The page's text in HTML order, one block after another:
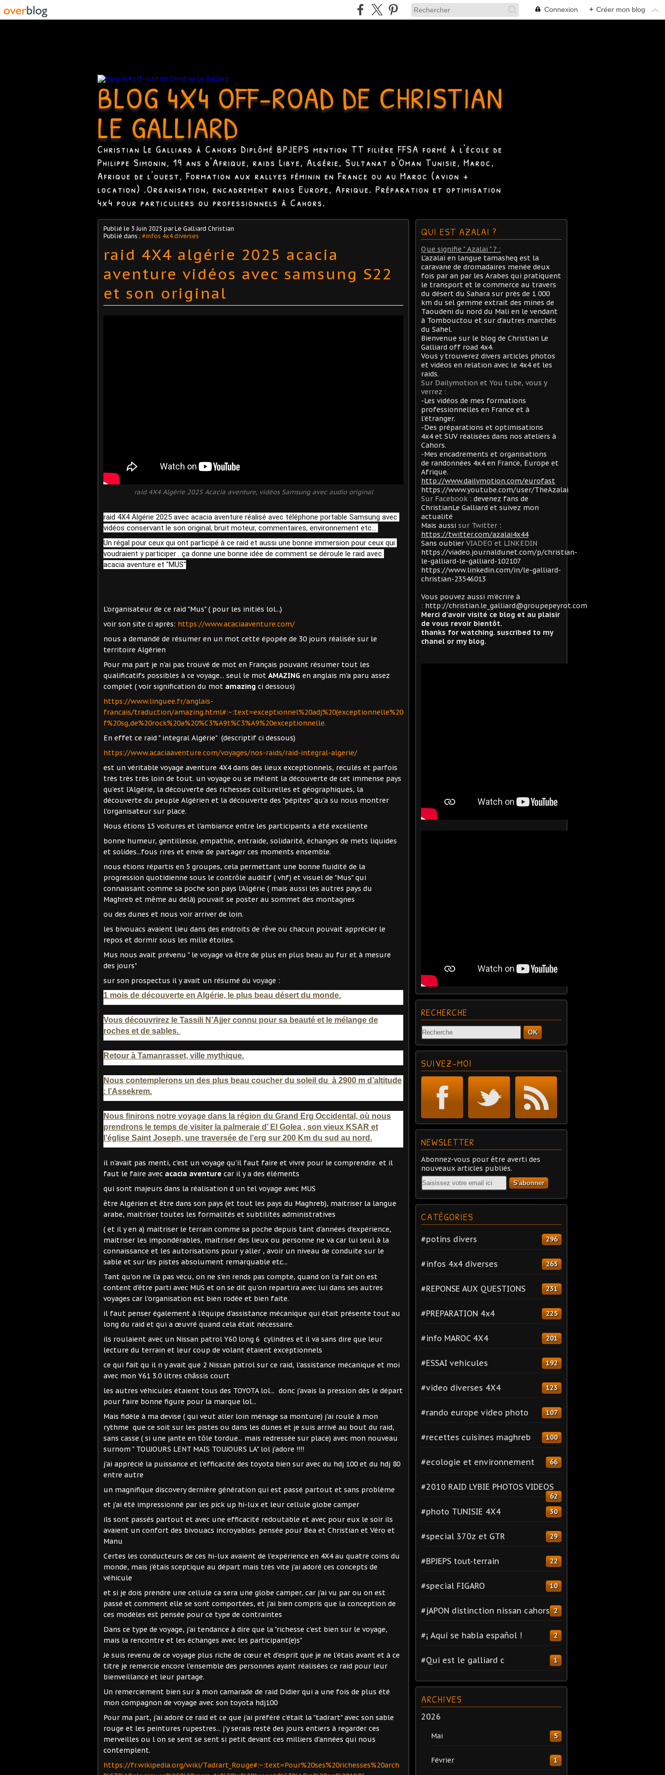
Connexion + Créer mon blog
BLOG 4X4 OFF-ROAD DE CHRISTIAN
LE GALLIARD
Christian Le Galliard à Cahors Diplômé BPJEPS mention TT filière FFSA formé à l'école de
Philippe Simonin, 19 ans d'Afrique, raids Libye, Algérie, Sultanat d'Oman Tunisie, Maroc,
Afrique de l'ouest, Formation aux rallyes féminin en France ou au Maroc (avion +
location) .Organisation, encadrement raids Europe, Afrique. Préparation et optimisation
4x4 pour particuliers ou professionnels à Cahors.
Publié le 3 Juin 2025 par Le Galliard Christian
Publié dans : #infos 4x4 diverses
raid 4X4 algérie 2025 acacia
aventure vidéos avec samsung S22
et son original
raid 4X4 Algérie 2025 Acacia aventure, vidéos Samsung avec audio original
raid 4X4 Algérie 2025 avec acacia aventure réalisé avec téléphone portable Samsung avec
vidéos conservant le son original, bruit moteur, commentaires, environnement etc...
Un régal pour ceux qui ont participé à ce raid et aussi une bonne immersion pour ceux qui
voudraient y participer . ça donne une bonne idée de comment se déroule le raid avec
acacia aventure et "MUS"
L'organisateur de ce raid "Mus" ( pour les initiés lol...)
voir son site ci après: https://www.acaciaaventure.com/
nous a demandé de résumer en un mot cette épopée de 30 jours réalisée sur le
territoire Algérien
Pour ma part je n'ai pas trouvé de mot en Français pouvant résumer tout les
qualificatifs possibles à ce voyage... seul le mot AMAZING en anglais m'a paru assez
complet ( voir signification du mot amazing ci dessous)
https://www.linguee.fr/anglais-
francais/traduction/amazing.html#:~:text=exceptionnel%20adj%20(exceptionnelle%20
f%20sg,de%20rock%20a%20%C3%A9t%C3%A9%20exceptionnelle.
En effet ce raid " integral Algérie" (descriptif ci dessous)
https://www.acaciaaventure.com/voyages/nos-raids/raid-integral-algerie/
est un véritable voyage aventure 4X4 dans des lieux exceptionnels, reculés et parfois
très très très loin de tout. un voyage ou se mêlent la découverte de cet immense pays
qu'est l'Algérie, la découverte des richesses culturelles et géographiques, la
découverte du peuple Algérien et la découverte des "pépites" qu'a su nous montrer
l'organisateur sur place.
Nous étions 15 voitures et l'ambiance entre les participants a été excellente
bonne humeur, gentillesse, empathie, entraide, solidarité, échanges de mets liquides
et solides...fous rires et envie de partager ces moments ensemble.
nous étions répartis en 5 groupes, cela permettant une bonne fluidité de la
progression quotidienne sous le contrôle auditif ( vhf) et visuel de "Mus" qui
connaissant comme sa poche son pays l'Algérie ( mais aussi les autres pays du
Maghreb et même au delà) pouvait se poster au sommet des montagnes
ou des dunes et nous voir arriver de loin.
les bivouacs avaient lieu dans des endroits de rêve ou chacun pouvait apprécier le
repos et dormir sous les mille étoiles.
Mus nous avait prévenu " le voyage va être de plus en plus beau au fur et à mesure
des jours"
sur son prospectus il y avait un résumé du voyage :
1 mois de découverte en Algérie, le plus beau désert du monde.
Vous découvrirez le Tassili N’Ajjer connu pour sa beauté et le mélange de
roches et de sables.
Retour à Tamanrasset, ville mythique.
Nous contemplerons un des plus beau coucher du soleil du à 2900 m d’altitude
: l’Assekrem.
Nous finirons notre voyage dans la région du Grand Erg Occidental, où nous
prendrons le temps de visiter la palmeraie d’ El Golea , son vieux KSAR et
l’église Saint Joseph, une traversée de l’erg sur 200 Km du sud au nord.
il n'avait pas menti, c'est un voyage qu'il faut faire et vivre pour le comprendre. et il
faut le faire avec acacia aventure car il y a des éléments
qui sont majeurs dans la réalisation d un tel voyage avec MUS
être Algérien et être dans son pays (et tout les pays du Maghreb), maitriser la langue
arabe, maitriser toutes les formalités et subtilités administratives
( et il y en a) maitriser le terrain comme sa poche depuis tant d'années d'expérience,
maitriser les impondérables, maitriser des lieux ou personne ne va car lui seul à la
connaissance et les autorisations pour y aller , avoir un niveau de conduite sur le
sable et sur les pistes absolument remarquable etc...
Tant qu'on ne l'a pas vécu, on ne s'en rends pas compte, quand on l'a fait on est
content d'être parti avec MUS et on se dit qu'on repartira avec lui dans ses autres
voyages car l'organisation est bien rodée et bien faite.
il faut penser également à l'équipe d'assistance mécanique qui était présente tout au
long du raid et qui a œuvré quand cela était nécessaire.
ils roulaient avec un Nissan patrol Y60 long 6 cylindres et il va sans dire que leur
lecture du terrain et leur coup de volant étaient exceptionnels
ce qui fait qu il n y avait que 2 Nissan patrol sur ce raid, l'assistance mécanique et moi
avec mon Y61 3.0 litres châssis court
les autres véhicules étaient tous des TOYOTA lol... donc j'avais la pression dès le départ
pour faire bonne figure pour la marque lol...
Mais fidèle à ma devise ( qui veut aller loin ménage sa monture) j'ai roulé à mon
rythme que ce soit sur les pistes ou dans les dunes et je suis arrivé au bout du raid,
sans casse ( si une jante en tôle tordue... mais redressée sur place) avec mon nouveau
surnom " TOUJOURS LENT MAIS TOUJOURS LA" lol j'adore !!!!
j'ai apprécié la puissance et l'efficacité des toyota bien sur avec du hdj 100 et du hdj 80
entre autre
un magnifique discovery dernière génération qui est passé partout et sans problème
et j'ai été impressionné par les pick up hi-lux et leur cellule globe camper
ils sont passés partout et avec une efficacité redoutable et avec pour eux le soir ils
avaient un confort des bivouacs incroyables. pensée pour Bea et Christian et Véro et
Manu
Certes les conducteurs de ces hi-lux avaient de l'expérience en 4X4 au quatre coins du
monde, mais j'étais sceptique au départ mais très vite j'ai adoré ces concepts de
véhicule
et si je dois prendre une cellule ca sera une globe camper, car j'ai vu par ou on est
passé et comment elle se sont comportées, et j'ai bien compris que la conception de
ces modèles est pensée pour ce type de contraintes
Dans ce type de voyage, j'ai tendance à dire que la "richesse c'est bien sur le voyage,
mais la rencontre et les échanges avec les participant(e)s"
Je suis revenu de ce voyage plus riche de cœur et d'esprit que je ne l'étais avant et à ce
titre je remercie encore l'ensemble des personnes ayant réalisées ce raid pour leur
bienveillance et leur partage.
Un remerciement bien sur à mon camarade de raid Didier qui a une fois de plus été
mon compagnon de voyage avec son toyota hdj100
Pour ma part, j'ai adoré ce raid et ce que j'ai préféré c'était la "tadrart" avec son sable
rouge et les peintures rupestres... j'y serais resté des jours entiers à regarder ces
merveilles ou l on se sent se sent si petit devant ces milliers d'années qui nous
contemplent.
https://fr.wikipedia.org/wiki/Tadrart_Rouge#:~:text=Pour%20ses%20richesses%20arch
QUI EST AZALAI ?
Que signifie " Azalai " ? :
L'azalaï en langue tamasheq est la
caravane de dromadaires menée deux
fois par an par les Arabes qui pratiquent
le transport et le commerce au travers
du désert du Sahara sur près de 1 000
km du sel gemme extrait des mines de
Taoudeni du nord du Mali en le vendant
à Tombouctou et sur d’autres marchés
du Sahel.
Bienvenue sur le blog de Christian Le
Galliard off road 4x4.
Vous y trouverez divers articles photos
et vidéos en relation avec le 4x4 et les
raids.
Sur Dailymotion et You tube, vous y
verrez :
-Les vidéos de mes formations
professionnelles en France et à
l’étranger.
-Des préparations et optimisations
4x4 et SUV réalisées dans nos ateliers à
Cahors.
-Mes encadrements et organisations
de randonnées 4x4 en France, Europe et
Afrique.
http://www.dailymotion.com/eurofast
https://www.youtube.com/user/TheAzalai
Sur Facebook : devenez fans de
ChristianLe Galliard et suivez mon
actualité
Mais aussi sur Twitter :
https://twitter.com/azalai4x44
Sans oublier VIADEO et LINKEDIN
https://viadeo.journaldunet.com/p/christian-
le-galliard-le-galliard-102107
https://www.linkedin.com/in/le-galliard-
christian-23546013
Vous pouvez aussi m'écrire à
: http://christian.le_galliard@groupepeyrot.com
Merci d'avoir visité ce blog et au plaisir
de vous revoir bientôt.
thanks for watching. suscribed to my
chanel or my blog.
RECHERCHE
OK
SUIVEZ-MOI
NEWSLETTER
Abonnez-vous pour être averti des
nouveaux articles publiés.
Email
CATÉGORIES
#potins divers 296
#infos 4x4 diverses 263
#REPONSE AUX QUESTIONS 231
#PREPARATION 4x4 225
#info MAROC 4X4 201
#ESSAI vehicules 192
#video diverses 4X4 123
#rando europe video photo 107
#recettes cuisines maghreb 100
#ecologie et environnement 66
#2010 RAID LYBIE PHOTOS VIDEOS
62
#photo TUNISIE 4X4 30
#special 370z et GTR 29
#BPJEPS tout-terrain 22
#special FIGARO 10
#jAPON distinction nissan cahors 2
#¡ Aquí se habla español ! 2
#Qui est le galliard c 1
ARCHIVES
2026
Mai 5
Février 1